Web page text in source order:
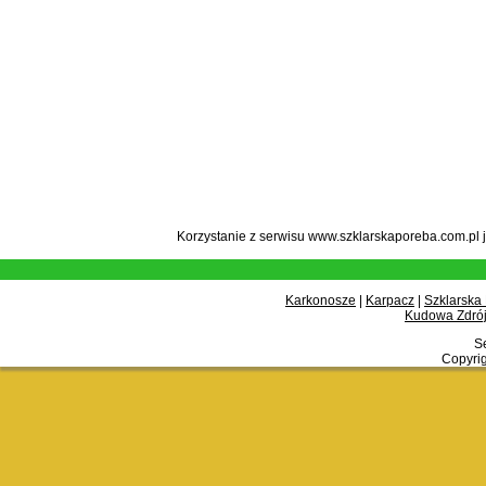
Korzystanie z serwisu
Karkonosze Karpacz
Szklarska
Kudowa